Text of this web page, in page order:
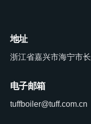
地址
浙江省嘉兴市海宁市
电子邮箱
tuffboiler@tuff.com.cn